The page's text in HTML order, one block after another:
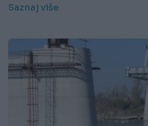
Saznaj više